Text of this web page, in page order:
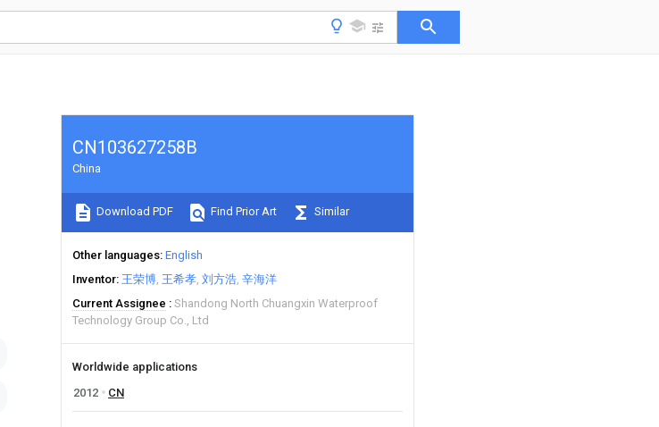
CN103627258B
China
Download PDF Find Prior Art Similar
Other languages English
Inventor 王荣博 王希孝 刘方浩 辛海洋
Current Assignee
Shandong North Chuangxin Waterproof
Technology Group Co., Ltd
Worldwide applications
2012
CN